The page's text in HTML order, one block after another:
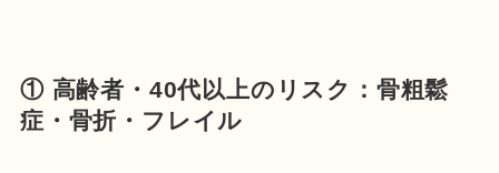
① 高齢者・40代以上のリスク：骨粗鬆
症・骨折・フレイル